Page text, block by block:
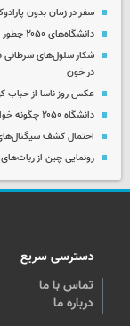
سفر در زمان بدون
دانشگاه‌های ۲۰۵۰ چطور اداره می‌شوند؟
شکار سلول‌های سرطانی
در خون
عکس روز ناسا از حباب
دانشگاه ۲۰۵۰ چگونه خواهد بود؟/ از مدرک‌محوری تا اکوسیستم یادگیری مادام‌العمر
احتمال کشف سیگنال‌های
رونمایی چین از
دسترسی سریع
تماس با ما
درباره ما